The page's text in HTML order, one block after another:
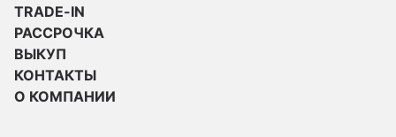
TRADE-IN
РАССРОЧКА
ВЫКУП
КОНТАКТЫ
О КОМПАНИИ